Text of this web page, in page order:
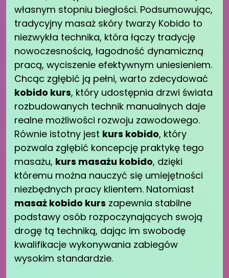
własnym stopniu biegłości. Podsumowując,
tradycyjny masaż skóry twarzy Kobido to
niezwykła technika, która łączy tradycję
nowoczesnością, łagodność dynamiczną
pracą, wyciszenie efektywnym uniesieniem.
Chcąc zgłębić ją pełni, warto zdecydować
kobido kurs, który udostępnia drzwi świata
rozbudowanych technik manualnych daje
realne możliwości rozwoju zawodowego.
Równie istotny jest kurs kobido, który
pozwala zgłębić koncepcję praktykę tego
masażu, kurs masażu kobido, dzięki
któremu można nauczyć się umiejętności
niezbędnych pracy klientem. Natomiast
masaż kobido kurs zapewnia stabilne
podstawy osób rozpoczynających swoją
drogę tą techniką, dając im swobodę
kwalifikacje wykonywania zabiegów
wysokim standardzie.